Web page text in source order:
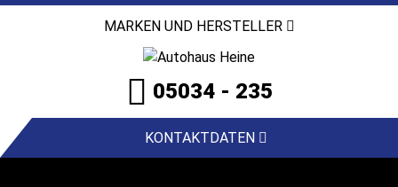
MARKEN UND HERSTELLER
05034 - 235
KONTAKTDATEN